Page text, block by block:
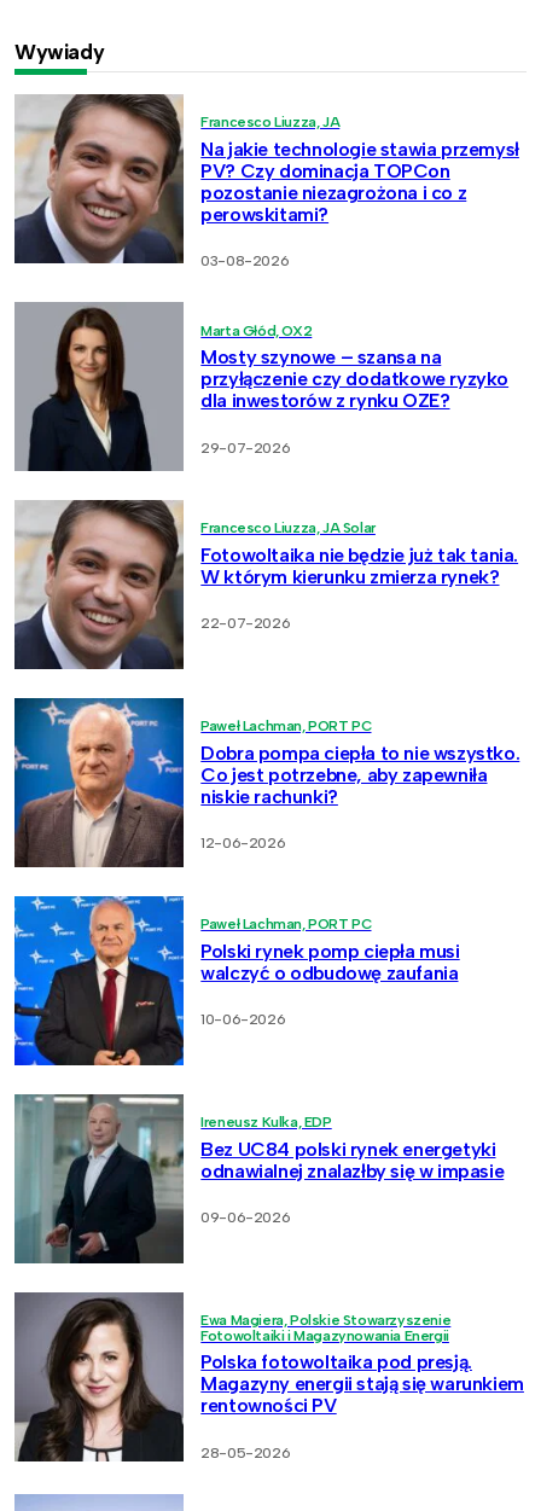
Wywiady
Francesco Liuzza, JA
Na jakie technologie stawia przemysł
PV? Czy dominacja TOPCon
pozostanie niezagrożona i co z
perowskitami?
03-08-2026
Marta Głód, OX2
Mosty szynowe – szansa na
przyłączenie czy dodatkowe ryzyko
dla inwestorów z rynku OZE?
29-07-2026
Francesco Liuzza, JA Solar
Fotowoltaika nie będzie już tak tania.
W którym kierunku zmierza rynek?
22-07-2026
Paweł Lachman, PORT PC
Dobra pompa ciepła to nie wszystko.
Co jest potrzebne, aby zapewniła
niskie rachunki?
12-06-2026
Paweł Lachman, PORT PC
Polski rynek pomp ciepła musi
walczyć o odbudowę zaufania
10-06-2026
Ireneusz Kulka, EDP
Bez UC84 polski rynek energetyki
odnawialnej znalazłby się w impasie
09-06-2026
Ewa Magiera, Polskie Stowarzyszenie
Fotowoltaiki i Magazynowania Energii
Polska fotowoltaika pod presją.
Magazyny energii stają się warunkiem
rentowności PV
28-05-2026